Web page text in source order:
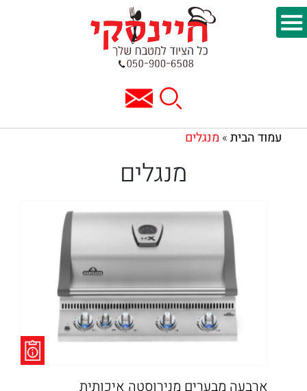
עמוד הבית » מנגלים
מנגלים
ארבעה מבערים מנירוסטה איכותית